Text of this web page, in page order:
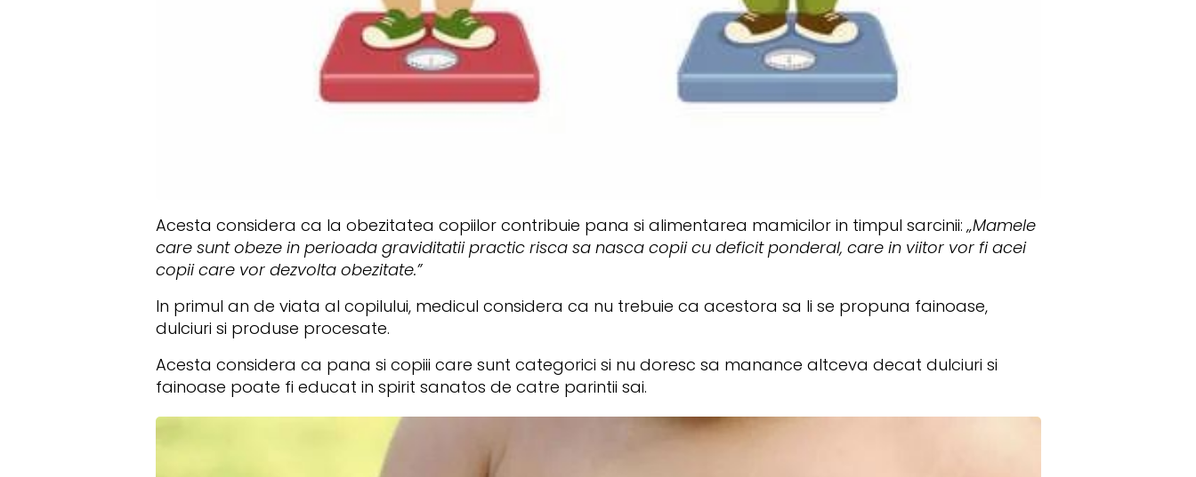
Acesta considera ca la obezitatea copiilor contribuie pana si alimentarea mamicilor in timpul sarcinii:„Mamele
care sunt obeze in perioada graviditatii practic risca sa nasca copii cu deficit ponderal, care in viitor vor fi acei
copii care vor dezvolta obezitate.”
In primul an de viata al copilului, medicul considera ca nu trebuie ca acestora sa li se propuna fainoase,
dulciuri si produse procesate.
Acesta considera ca pana si copiii care sunt categorici si nu doresc sa manance altceva decat dulciuri si
fainoase poate fi educat in spirit sanatos de catre parintii sai.